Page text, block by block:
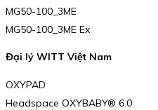
MG50-100_3ME
MG50-100_3ME Ex
Đại lý WITT Việt Nam
OXYPAD
Headspace OXYBABY® 6.0